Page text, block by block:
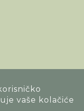
vaše kolačiće